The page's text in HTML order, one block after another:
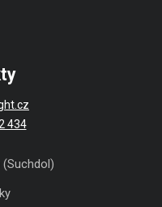
434